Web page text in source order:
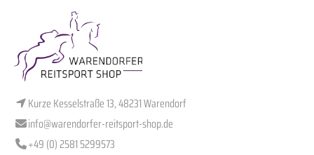
Kurze Kesselstraße 13, 48231 Warendorf
info@warendorfer-reitsport-shop.de
+49 (0) 2581 5299573